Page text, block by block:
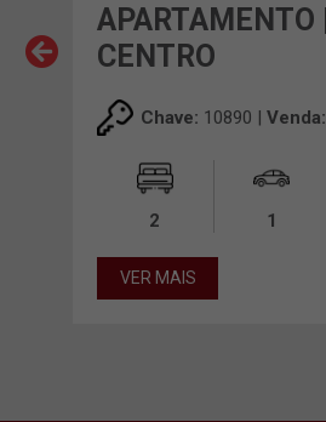
APARTAMENTO |
CENTRO
Chave: 10890 | Venda:
2 1
VER MAIS